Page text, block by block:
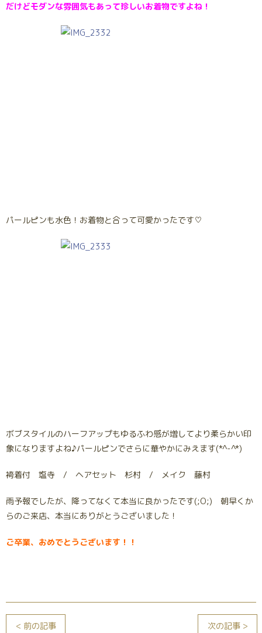
だけどモダンな雰囲気もあって珍しいお着物ですよね！
パールピンも水色！お着物と合って可愛かったです♡
ボブスタイルのハーフアップもゆるふわ感が増してより柔らかい印
象になりますよね♪パールピンでさらに華やかにみえます(*^-^*)
袴着付 塩寺 / ヘアセット 杉村 / メイク 藤村
雨予報でしたが、降ってなくて本当に良かったです(;O;) 朝早くか
らのご来店、本当にありがとうございました！
ご卒業、おめでとうございます！！
< 前の記事 次の記事 >